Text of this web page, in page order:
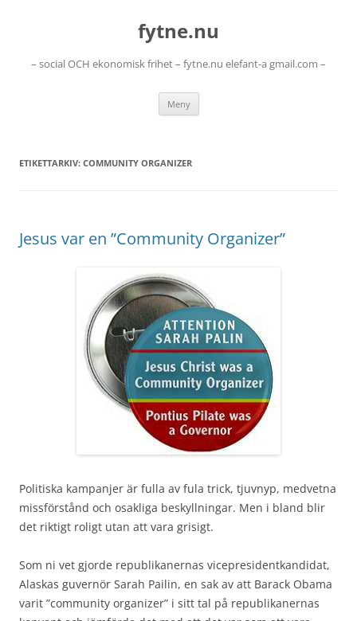
fytne.nu
– social OCH ekonomisk frihet – fytne.nu elefant-a gmail.com –
Meny
ETIKETTARKIV: COMMUNITY ORGANIZER
Jesus var en ”Community Organizer”
Politiska kampanjer är fulla av fula trick, tjuvnyp, medvetna
missförstånd och osakliga beskyllningar. Men i bland blir
det riktigt roligt utan att vara grisigt.
Som ni vet gjorde republikanernas vicepresidentkandidat,
Alaskas guvernör Sarah Pailin, en sak av att Barack Obama
varit ”community organizer” i sitt tal på republikanernas